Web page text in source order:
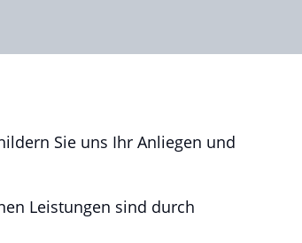
Sie uns Ihr Anliegen und
Leistungen sind durch